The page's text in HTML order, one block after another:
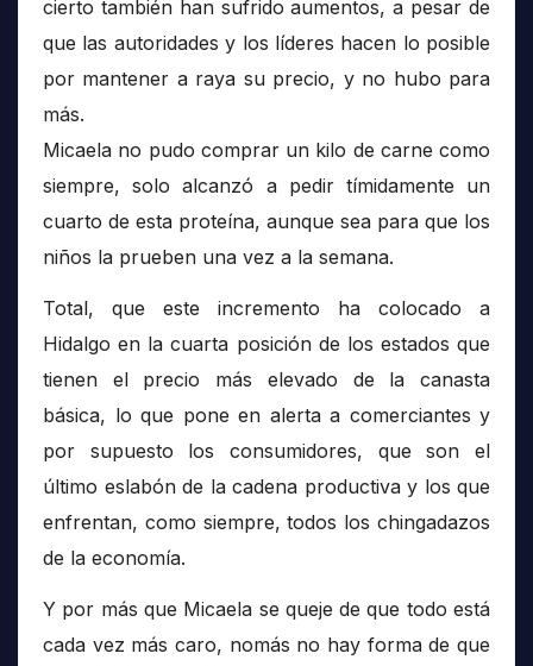
cierto también han sufrido aumentos, a pesar de
que las autoridades y los líderes hacen lo posible
por mantener a raya su precio, y no hubo para
más.
Micaela no pudo comprar un kilo de carne como
siempre, solo alcanzó a pedir tímidamente un
cuarto de esta proteína, aunque sea para que los
niños la prueben una vez a la semana.
Total, que este incremento ha colocado a
Hidalgo en la cuarta posición de los estados que
tienen el precio más elevado de la canasta
básica, lo que pone en alerta a comerciantes y
por supuesto los consumidores, que son el
último eslabón de la cadena productiva y los que
enfrentan, como siempre, todos los chingadazos
de la economía.
Y por más que Micaela se queje de que todo está
cada vez más caro, nomás no hay forma de que